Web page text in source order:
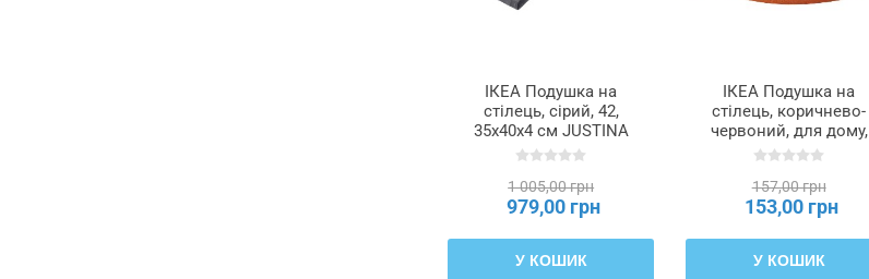
ІКЕА Подушка на
стілець, сірий, 42,
35x40x4 см JUSTINA
ЮСТИНА, 195.032.18
1 005,00 грн
979,00 грн
У КОШИК
ІКЕА Подушка на
стілець, коричнево-
червоний, для дому,
саду, 36 см
806.247.54
157,00 грн
153,00 грн
У КОШИК